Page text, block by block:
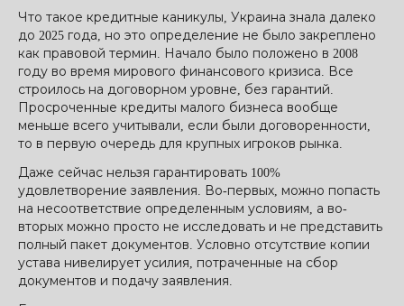
Что такое кредитные каникулы, Украина знала далеко
до 2025 года, но это определение не было закреплено
как правовой термин. Начало было положено в 2008
году во время мирового финансового кризиса. Все
строилось на договорном уровне, без гарантий.
Просроченные кредиты малого бизнеса вообще
меньше всего учитывали, если были договоренности,
то в первую очередь для крупных игроков рынка.
Даже сейчас нельзя гарантировать 100%
удовлетворение заявления. Во-первых, можно попасть
на несоответствие определенным условиям, а во-
вторых можно просто не исследовать и не представить
полный пакет документов. Условно отсутствие копии
устава нивелирует усилия, потраченные на сбор
документов и подачу заявления.